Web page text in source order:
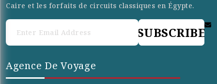
Caire et les forfaits de circuits classiques en Égypte.
SUBSCRIBE
Agence De Voyage